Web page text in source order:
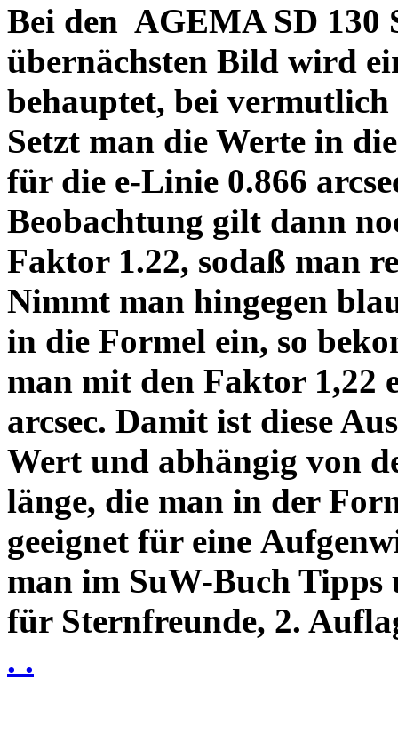
Bei den AGEMA SD 130
übernächsten Bild wird
behauptet, bei vermutlich
Setzt man die Werte in
für die e-Linie 0.866
Beobachtung gilt dann
Faktor 1.22, sodaß man
Nimmt man hingegen
in die Formel ein, so
man mit den Faktor 1,22
arcsec. Damit ist diese
Wert und abhängig von
länge, die man in der
geeignet für eine
man im SuW-Buch Tipps
für Sternfreunde, 2.
. .